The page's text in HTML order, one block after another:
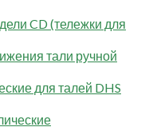
CD (тележки для
тали ручной
для талей DHS